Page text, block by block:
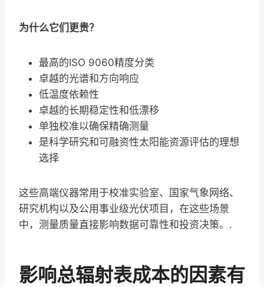
为什么它们更贵？
最高的ISO 9060精度分类
卓越的光谱和方向响应
低温度依赖性
卓越的长期稳定性和低漂移
单独校准以确保精确测量
是科学研究和可融资性太阳能资源评估的理想
选择
这些高端仪器常用于校准实验室、国家气象网络、
研究机构以及公用事业级光伏项目，在这些场景
中，测量质量直接影响数据可靠性和投资决策。.
影响总辐射表成本的因素有